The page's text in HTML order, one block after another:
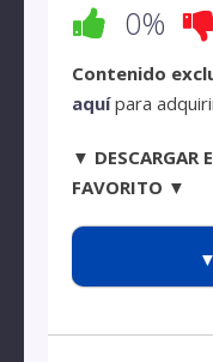
0%
Contenido
aquípara
▼ DESCARGAR
FAVORITO ▼